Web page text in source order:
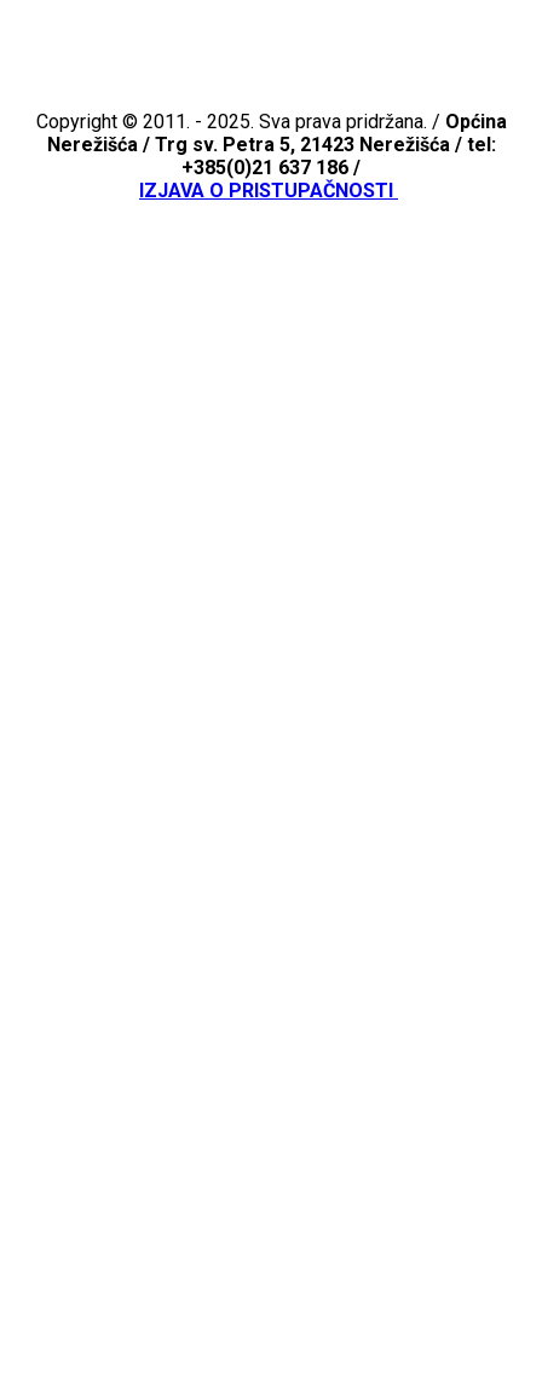
Copyright © 2011. - 2025. Sva prava pridržana. / Općina
Nerežišća /Trg sv. Petra 5, 21423 Nerežišća / tel:
+385(0)21 637 186 /
IZJAVA O PRISTUPAČNOSTI